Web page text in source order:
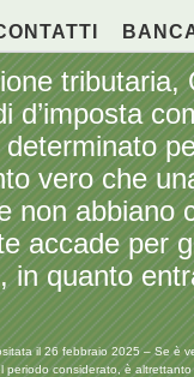
d’imposta
determinato
vero che
non
accade per
in quanto
il 26 febbraio 2025 – Se è
considerato, è